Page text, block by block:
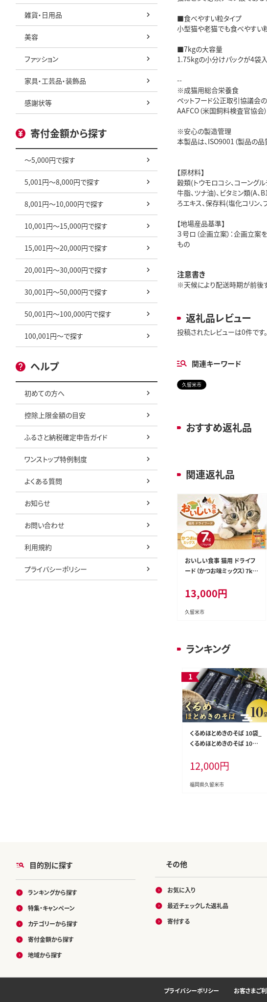
雑貨・日用品
美容
ファッション
家具・工芸品・装飾品
感謝状等
寄付金額から探す
～5,000円で探す
5,001円～8,000円で探す
8,001円～10,000円で探す
10,001円～15,000円で探す
15,001円～20,000円で探す
20,001円～30,000円で探す
30,001円～50,000円で探す
50,001円～100,000円で探す
100,001円～で探す
ヘルプ
初めての方へ
控除上限金額の目安
ふるさと納税確定申告ガイド
ワンストップ特例制度
よくある質問
お知らせ
お問い合わせ
利用規約
プライバシーポリシー
■食べやすい粒タイプ
小型猫や老猫でも食べやすい粒
■7kgの大容量
1.75kgの小分けパックが4袋入
--
※成猫用総合栄養食
ペットフード公正取引協議会
AAFCO（米国飼料検査官協会
※安心の製造管理
本製品は、ISO9001（製品の品
【原材料】
穀類(トウモロコシ、コーング
牛脂、ツナ油)、ビタミン類(A、
ろエキス、保存料(塩化コリン、
【地場産品基準】
３号ロ（企画立案）：企画立
もの
注意書き
※天候により配送時期が前後
返礼品レビュー
投稿されたレビューは0件です。
関連キーワード
久留米市
おすすめ返礼品
関連返礼品
おいしい食事 猫用 ドライフ
ード（かつお味ミックス）7kg
13,000円
久留米市
ランキング
くるめほとめきのそば 10袋_
くるめほとめきのそば 10袋_
12,000円
福岡県久留米市
目的別に探す
ランキングから探す
特集・キャンペーン
カテゴリーから探す
寄付金額から探す
地域から探す
その他
お気に入り
最近チェックした返礼品
寄付する
プライバシーポリシー お客さまご